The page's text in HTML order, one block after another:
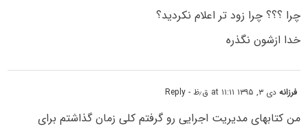
چرا ؟؟؟ چرا زود تر اعلام نکردید؟
خدا ازشون نگذره
فرزانهدی ۳, ۱۳۹۵ at ۱۱:۱۱ ق٫ظ - Reply
من کتابهای مدیریت اجرایی رو گرفتم کلی زمان گذاشتم برای